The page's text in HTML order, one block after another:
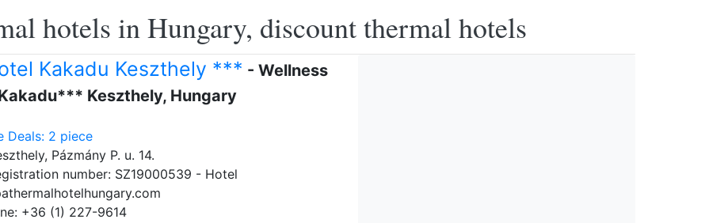
hotels in Hungary, discount thermal hotels
Kakadu Keszthely *** - Wellness
Keszthely, Hungary
Deals: 2 piece
Pázmány P. u. 14.
number: SZ19000539 - Hotel
+36 (1) 227-9614